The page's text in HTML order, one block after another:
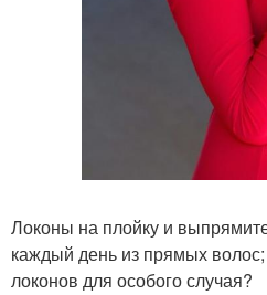
Локоны на плойку и
каждый день из прямых
локонов для особого случая?